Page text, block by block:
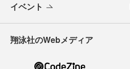
イベント
翔泳社のWebメディア